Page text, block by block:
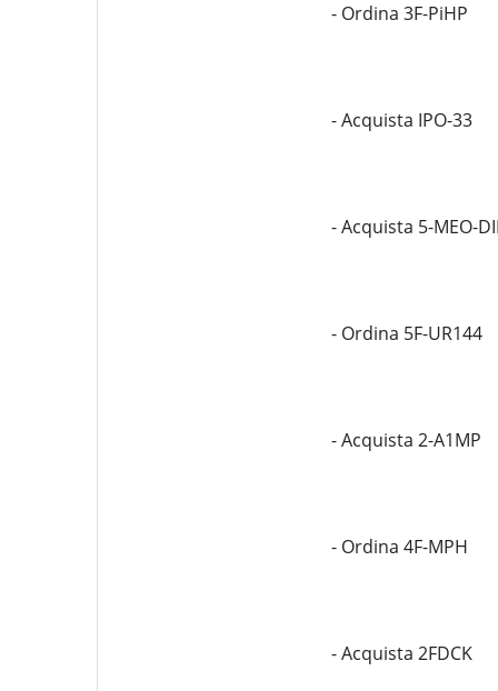
- Ordina 3F-PiHP
- Acquista IPO-33
- Acquista 5-MEO-
- Ordina 5F-UR144
- Acquista 2-A1MP
- Ordina 4F-MPH
- Acquista 2FDCK